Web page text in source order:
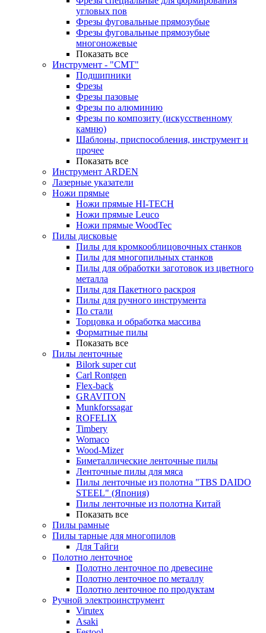
угловых пов
Фрезы фуговальные прямозубые
Фрезы фуговальные прямозубые
многоножевые
Показать все
Инструмент - "СМТ"
Подшипники
Фрезы
Фрезы пазовые
Фрезы по алюминию
Фрезы по композиту (искусственному
камню)
Шаблоны, приспособления, инструмент и
прочее
Показать все
Инструмент ARDEN
Лазерные указатели
Ножи прямые
Ножи прямые HI-TECH
Ножи прямые Leuco
Ножи прямые WoodTec
Пилы дисковые
Пилы для кромкооблицовочных станков
Пилы для многопильных станков
Пилы для обработки заготовок из цветного
металла
Пилы для Пакетного раскроя
Пилы для ручного инструмента
По стали
Торцовка и обработка массива
Форматные пилы
Показать все
Пилы ленточные
Bilork super cut
Carl Rontgen
Flex-back
GRAVITON
Munkforssagar
ROFELIX
Timbery
Womaco
Wood-Mizer
Биметаллические ленточные пилы
Ленточные пилы для мяса
Пилы ленточные из полотна "TBS DAIDO
STEEL" (Япония)
Пилы ленточные из полотна Китай
Показать все
Пилы рамные
Пилы тарные для многопилов
Для Тайги
Полотно ленточное
Полотно ленточное по древесине
Полотно ленточное по металлу
Полотно ленточное по продуктам
Ручной электроинструмент
Virutex
Asaki